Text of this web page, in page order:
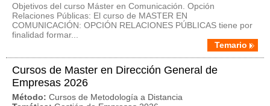
Objetivos del curso Máster en Comunicación. Opción
Relaciones Públicas: El curso de MASTER EN
COMUNICACIÓN: OPCIÓN RELACIONES PÚBLICAS tiene por
finalidad formar...
Temario
Cursos de Master en Dirección General de
Empresas 2026
Método: Cursos de Metodología a Distancia